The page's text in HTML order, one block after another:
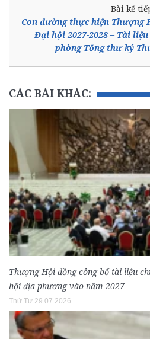
Bài kế
Con đường thực hiện Thượng
Đại hội 2027-2028 – Tài
phòng Tổng thư ký
CÁC BÀI KHÁC:
Thượng Hội đồng công bố tài liệu
hội địa phương vào năm 2027
Thứ Tư 29.07.2026